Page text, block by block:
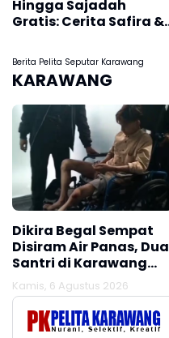
Hingga Sajadah
Gratis: Cerita Safira &
Zikir Kebangsaan
Berita Pelita Seputar Karawang
KARAWANG
Dikira Begal Sempat
Disiram Air Panas, Dua
Santri di Karawang
Terluka Akibat Aksi
Oknum Linmas
Kamis, 6 Agustus 2026